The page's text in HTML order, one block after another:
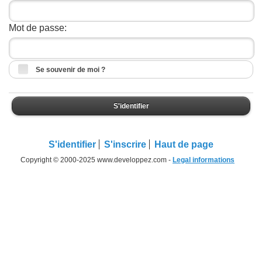
Mot de passe:
Se souvenir de moi ?
S'identifier
S'identifier S'inscrire Haut de page
Copyright © 2000-2025 www.developpez.com - Legal informations